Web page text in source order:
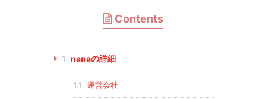
Contents
1 nanaの詳細
1.1 運営会社